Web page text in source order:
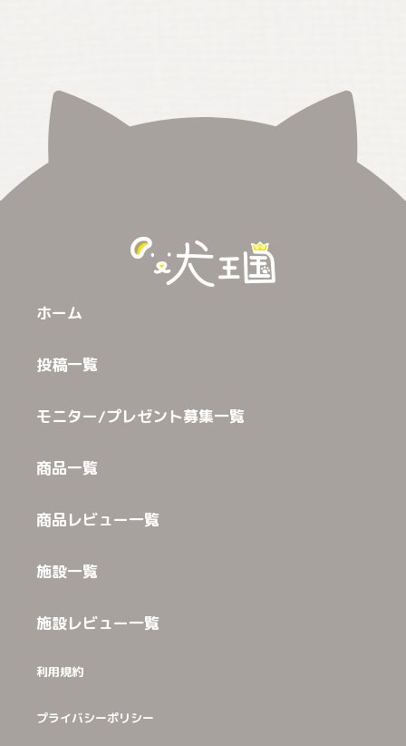
ホーム
投稿一覧
モニター/プレゼント募集一覧
商品一覧
商品レビュー一覧
施設一覧
施設レビュー一覧
利用規約
プライバシーポリシー